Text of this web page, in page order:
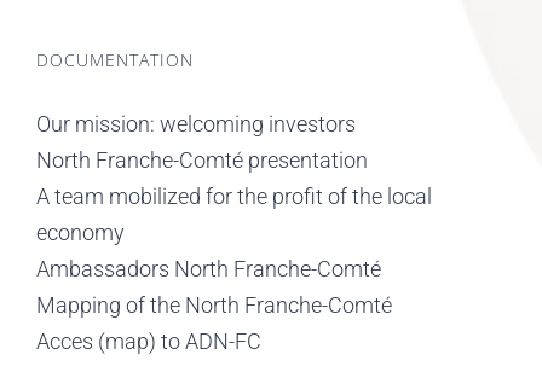
DOCUMENTATION
Our mission: welcoming investors
North Franche-Comté presentation
A team mobilized for the profit of the local
economy
Ambassadors North Franche-Comté
Mapping of the North Franche-Comté
Acces (map) to ADN-FC